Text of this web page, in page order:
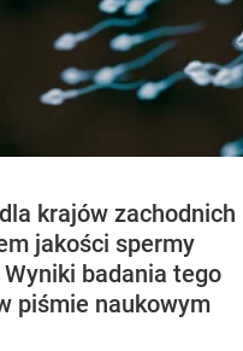
krajów zachodnich
jakości spermy
badania tego
piśmie naukowym